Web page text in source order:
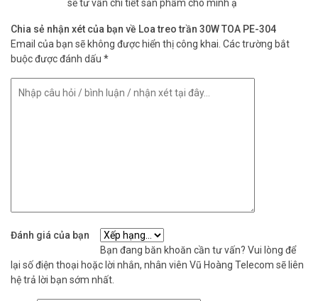
– Cáp sử dụng: Cáp cách điện 600V (dây IV hoặc dây HIV).
– Kết nối: Đầu nối đẩy (kiểu nhánh cầu nối-2).
– Vỏ: nhựa HIPS, màu trắng.
– Kích thước: φ186 x 251 mm
– Trọng lượng: 2.1 kg
sẽ tư vấn chi tiết sản phẩm cho mình ạ
Chia sẻ nhận xét của bạn về Loa treo trần 30W TOA PE-304
Email của bạn sẽ không được hiển thị công khai. Các trường bắt
buộc được đánh dấu *
Đánh giá của bạn
Bạn đang băn khoăn cần tư vấn? Vui lòng để
lại số điện thoại hoặc lời nhắn, nhân viên Vũ Hoàng Telecom sẽ liên
hệ trả lời bạn sớm nhất.